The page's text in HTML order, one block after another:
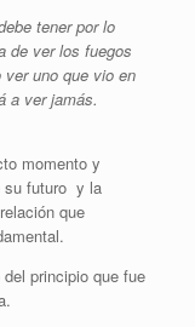
tener por lo
de ver los fuegos
uno que vio en
a ver jamás.
momento y
su futuro y la
que
principio que fue